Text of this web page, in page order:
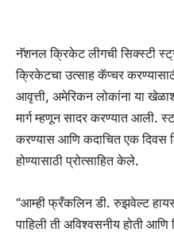
नॅशनल क्रिकेट लीगची सिक्स्टी
क्रिकेटचा उत्साह कॅप्चर
आवृत्ती, अमेरिकन लोकांना या
मार्ग म्हणून सादर करण्यात आली.
करण्यास आणि कदाचित एक दिवस
होण्यासाठी प्रोत्साहित केले.
“आम्ही फ्रँकलिन डी. रुझवेल्ट
पाहिली ती अविश्वसनीय होती